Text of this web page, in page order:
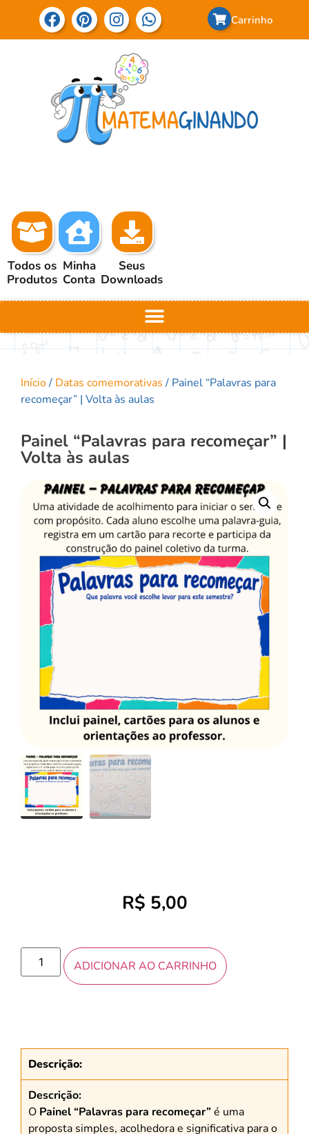
Carrinho
Todos os
Produtos
Minha
Conta
Seus
Downloads
Início/ Datas comemorativas / Painel “Palavras para
recomeçar” | Volta às aulas
Painel “Palavras para recomeçar” |
Volta às aulas
R$ 5,00
ADICIONAR AO CARRINHO
Descrição:
Descrição:
O Painel “Palavras para recomeçar”é uma
proposta simples, acolhedora e significativa para o